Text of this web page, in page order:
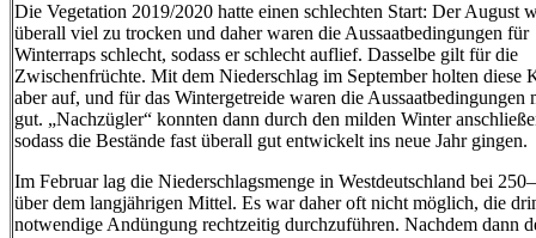
Die Vegetation 2019/2020 hatte einen schlechten Start: Der August
überall viel zu trocken und daher waren die Aussaatbedingungen für
Winterraps schlecht, sodass er schlecht auflief. Dasselbe gilt für die
Zwischenfrüchte. Mit dem Niederschlag im September holten diese
aber auf, und für das Wintergetreide waren die Aussaatbedingungen
gut. „Nachzügler“ konnten dann durch den milden Winter
sodass die Bestände fast überall gut entwickelt ins neue Jahr gingen.
Im Februar lag die Niederschlagsmenge in Westdeutschland bei
über dem langjährigen Mittel. Es war daher oft nicht möglich, die
notwendige Andüngung rechtzeitig durchzuführen. Nachdem dann